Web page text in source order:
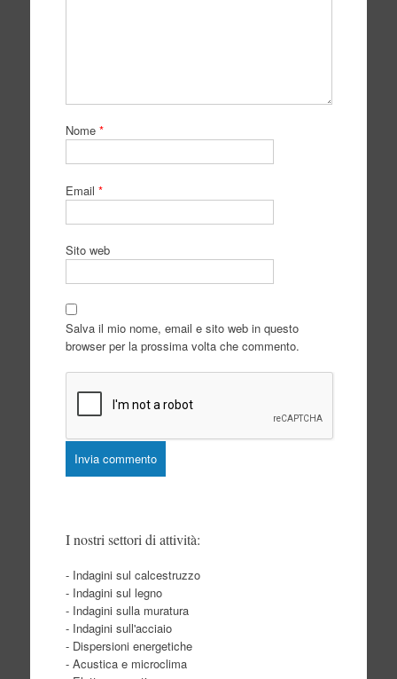
Nome *
Email *
Sito web
Salva il mio nome, email e sito web in questo
browser per la prossima volta che commento.
I nostri settori di attività:
- Indagini sul calcestruzzo
- Indagini sul legno
- Indagini sulla muratura
- Indagini sull'acciaio
- Dispersioni energetiche
- Acustica e microclima